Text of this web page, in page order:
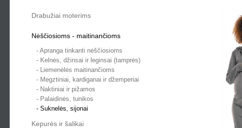
Drabužiai moterims
Nėščiosioms - maitinančioms
- Apranga tinkanti nėščiosioms
- Kelnės, džinsai ir leginsai (tamprės)
- Liemenėlės maitinančioms
- Megztiniai, kardiganai ir džemperiai
- Naktiniai ir pižamos
- Palaidinės, tunikos
- Suknelės, sijonai
Kepurės ir šalikai